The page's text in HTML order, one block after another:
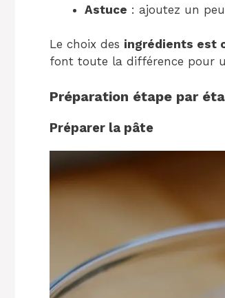
Astuce : ajoutez un
Le choix des ingrédients est
font toute la différence pour
Préparation étape par
Préparer la pâte